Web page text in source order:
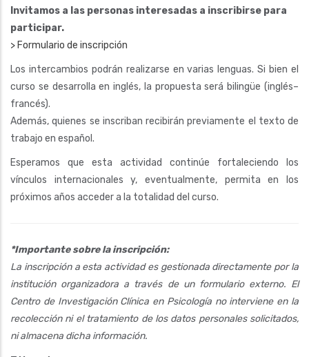
Invitamos a las personas interesadas a inscribirse para
participar.
> Formulario de inscripción
Los intercambios podrán realizarse en varias lenguas. Si bien el
curso se desarrolla en inglés, la propuesta será bilingüe (inglés–
francés).
Además, quienes se inscriban recibirán previamente el texto de
trabajo en español.
Esperamos que esta actividad continúe fortaleciendo los
vínculos internacionales y, eventualmente, permita en los
próximos años acceder a la totalidad del curso.
*Importante sobre la inscripción:
La inscripción a esta actividad es gestionada directamente por la
institución organizadora a través de un formulario externo. El
Centro de Investigación Clínica en Psicología no interviene en la
recolección ni el tratamiento de los datos personales solicitados,
ni almacena dicha información.